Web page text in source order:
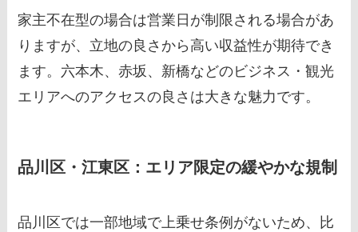
家主不在型の場合は営業日が制限される場合があ
りますが、立地の良さから高い収益性が期待でき
ます。六本木、赤坂、新橋などのビジネス・観光
エリアへのアクセスの良さは大きな魅力です。
品川区・江東区：エリア限定の緩やかな規制
品川区では一部地域で上乗せ条例がないため、比